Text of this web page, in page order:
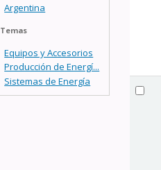
Argentina
Temas
Equipos y Accesorios
Producción de Energí...
Sistemas de Energía